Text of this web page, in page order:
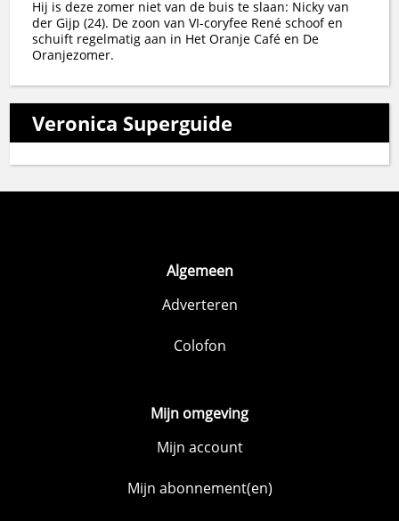
Hij is deze zomer niet van de buis te slaan: Nicky van
der Gijp (24). De zoon van VI-coryfee René schoof en
schuift regelmatig aan in Het Oranje Café en De
Oranjezomer.
Veronica Superguide
Algemeen
Adverteren
Colofon
Mijn omgeving
Mijn account
Mijn abonnement(en)